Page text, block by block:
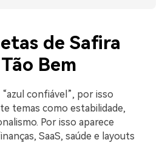
de Safira
Bem
confiável”, por isso
temas como estabilidade,
Por isso aparece
SaaS, saúde e layouts